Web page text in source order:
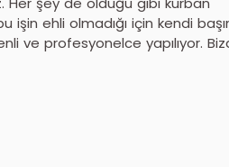
işin ehli olmadığı için kendi
ve profesyonelce yapılıyor.